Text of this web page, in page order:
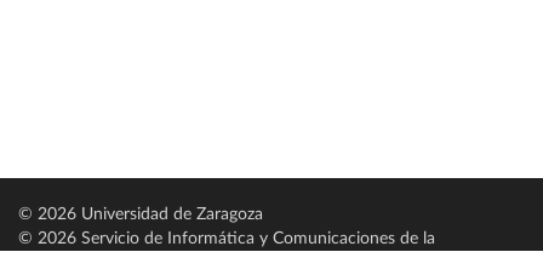
© 2026 Universidad de Zaragoza
© 2026 Servicio de Informática y Comunicaciones de la